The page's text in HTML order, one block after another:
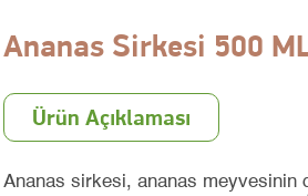
Ananas Sirkesi 500
Ürün Açıklaması
Ananas sirkesi, ananas meyvesinin